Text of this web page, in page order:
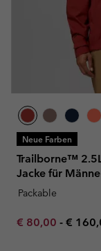
Neue Farben
Trailborne™
Jacke für
Packable
Minimum sale
€ 80,00 - €